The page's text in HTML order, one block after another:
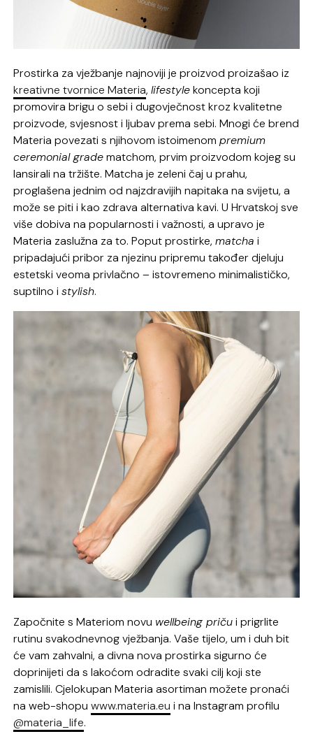
Prostirka za vježbanje najnoviji je proizvod proizašao iz
kreativne tvornice Materia,lifestylekoncepta koji
promovira brigu o sebi i dugovječnost kroz kvalitetne
proizvode, svjesnost i ljubav prema sebi. Mnogi će brend
Materia povezati s njihovom istoimenompremium
ceremonial gradematchom, prvim proizvodom kojeg su
lansirali na tržište. Matcha je zeleni čaj u prahu,
proglašena jednim od najzdravijih napitaka na svijetu, a
može se piti i kao zdrava alternativa kavi. U Hrvatskoj sve
više dobiva na popularnosti i važnosti, a upravo je
Materia zaslužna za to. Poput prostirke,matcha i
pripadajući pribor za njezinu pripremu također djeluju
estetski veoma privlačno – istovremeno minimalističko,
suptilno istylish.
Započnite s Materiom novu wellbeing pričui prigrlite
rutinu svakodnevnog vježbanja. Vaše tijelo, um i duh bit
će vam zahvalni, a divna nova prostirka sigurno će
doprinijeti da s lakoćom odradite svaki cilj koji ste
zamislili.Cjelokupan Materia asortiman možete pronaći
na web-shopuwww.materia.eu i na Instagram profilu
@materia_life.